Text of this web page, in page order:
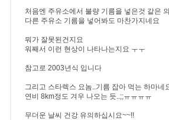
처음엔 주유소에서 불량 기름을 넣은것 같은
다른 주유소 기름을 넣어봐도 마찬가지네요
뭐가 잘못된건지요
워째서 이런 현상이 나타나는지요 ㅜㅜ
참고로 2003년식 입니다
그리고 스타렉스 요놈..기름 잡아 먹는 하마네
연비 8km정도 겨우 나오는 듯..;;ㅠㅠㅠㅠ
무더운 날씨 건강 유의하십시요~~!!